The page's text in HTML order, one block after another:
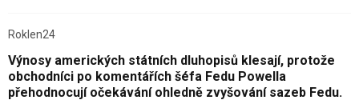
Roklen24
Výnosy amerických státních dluhopisů klesají, protože
obchodníci po komentářích šéfa Fedu Powella
přehodnocují očekávání ohledně zvyšování sazeb Fedu.